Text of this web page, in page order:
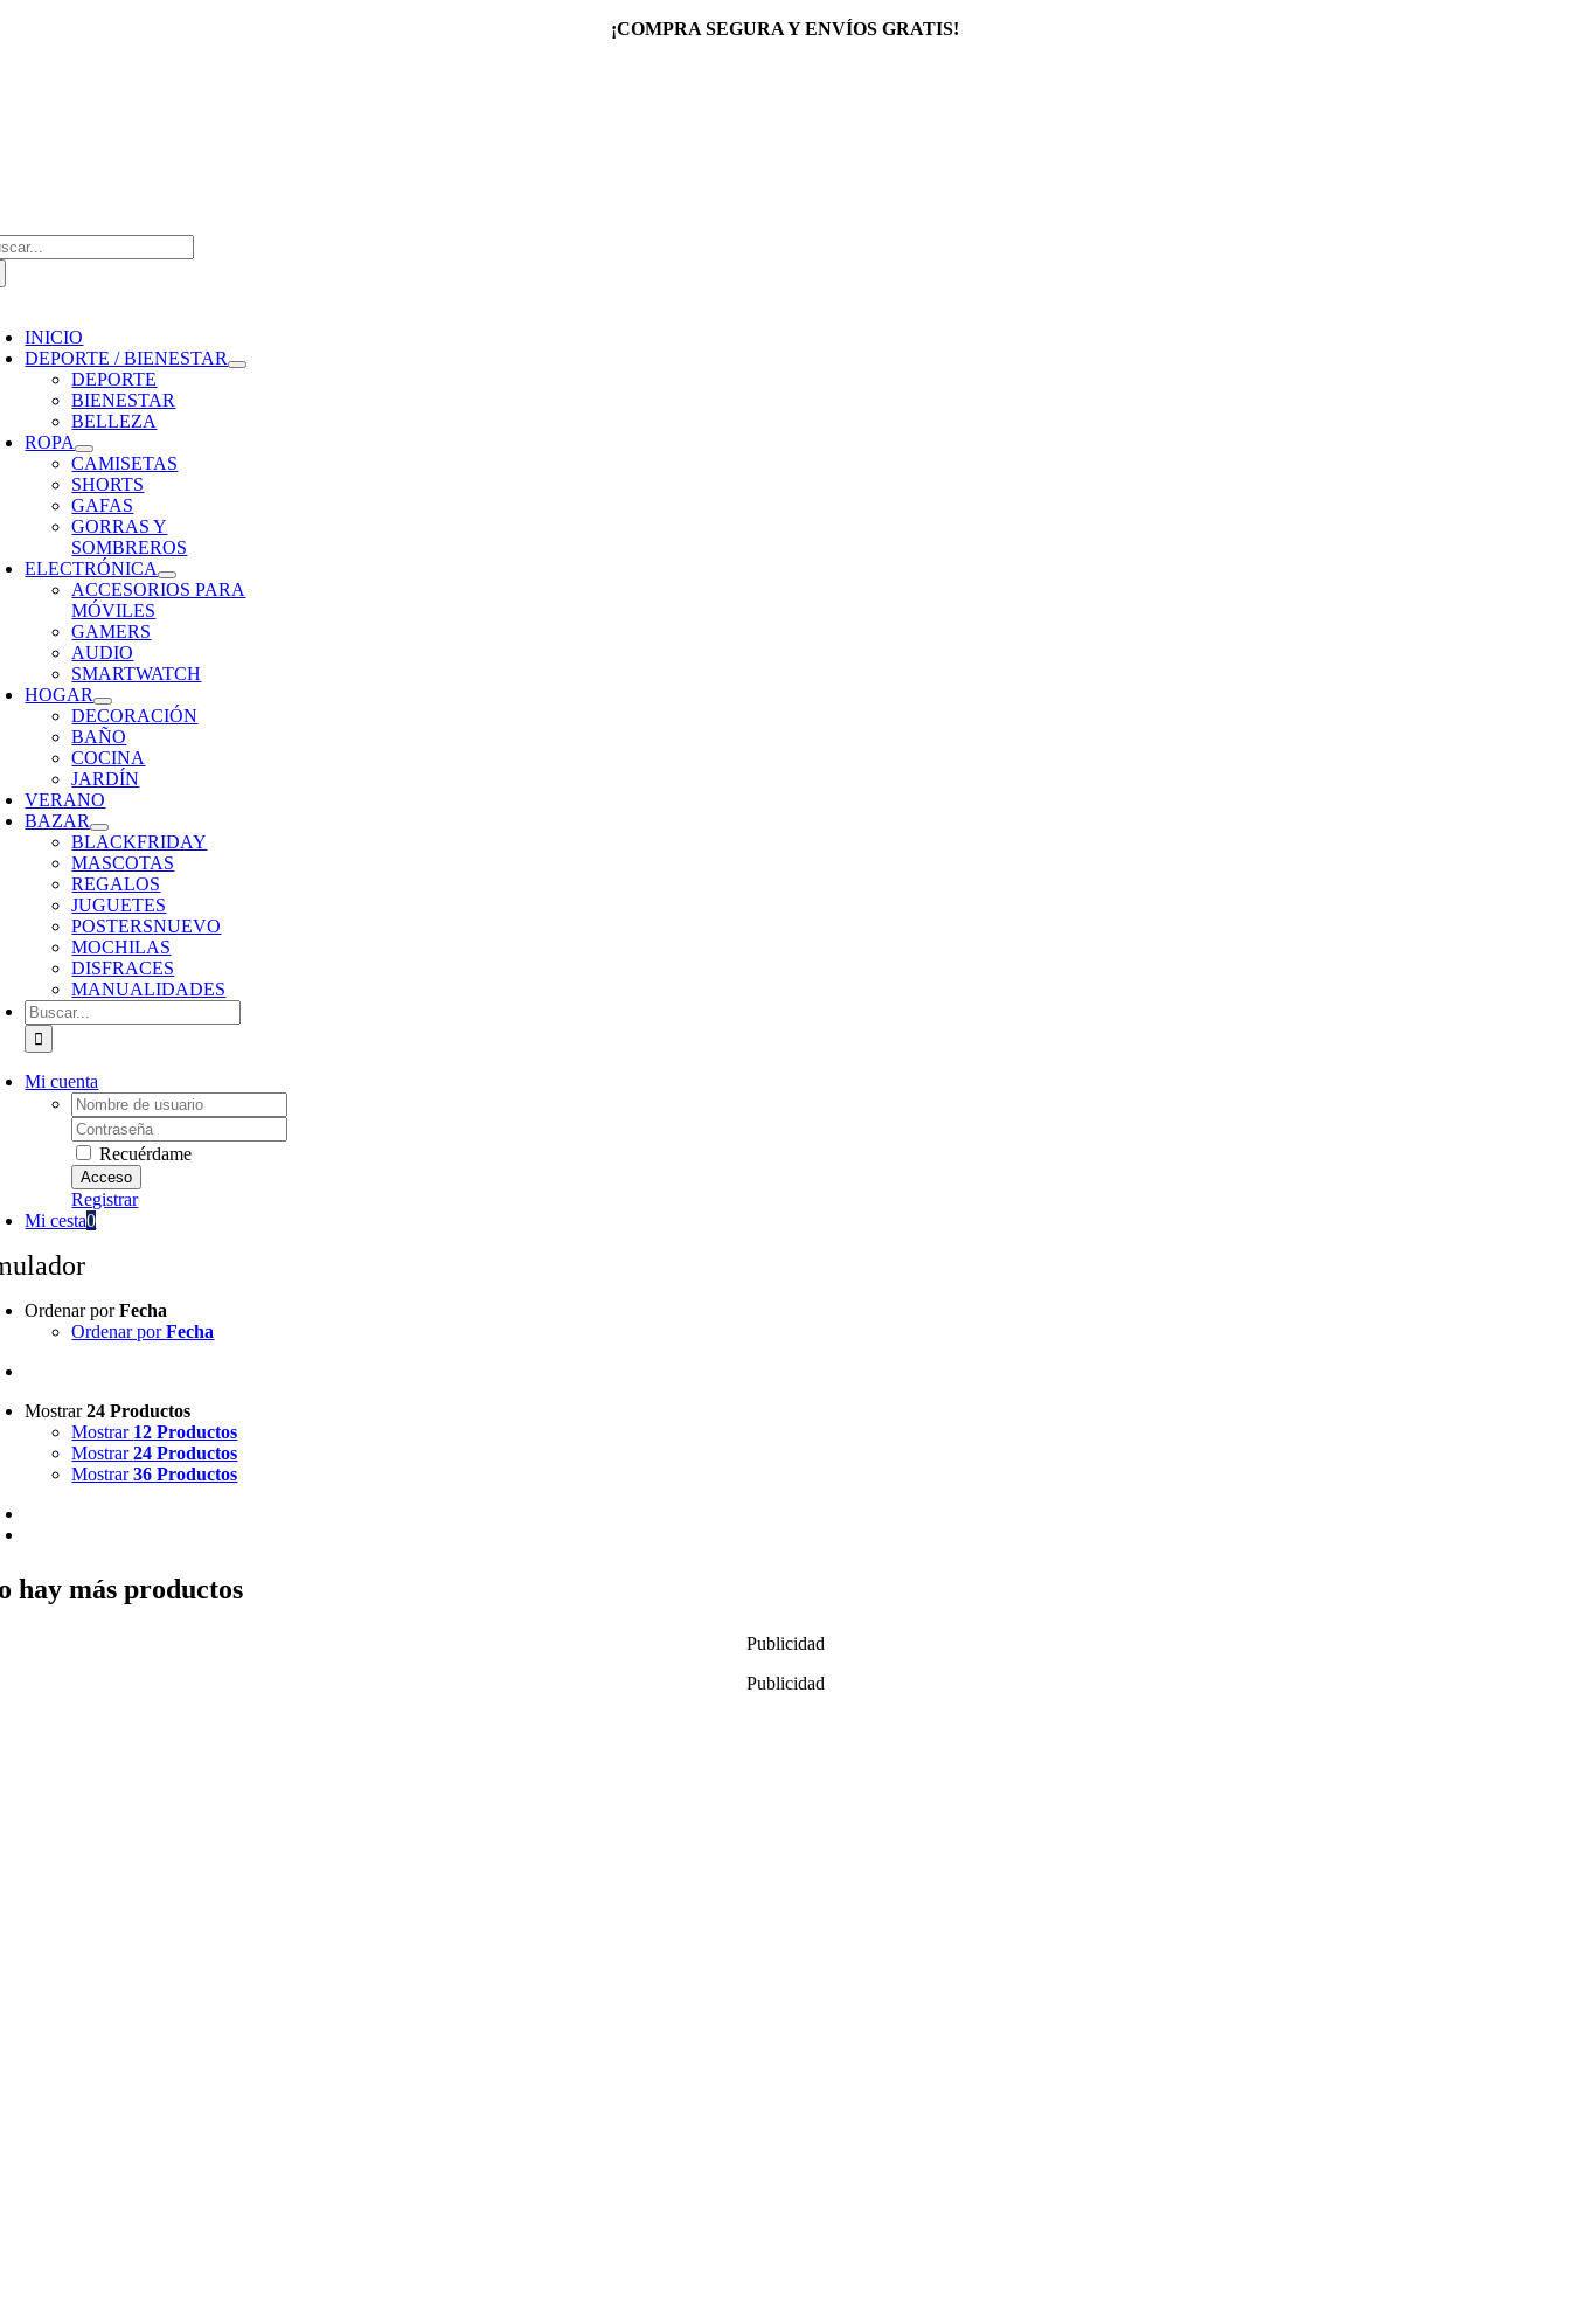
¡COMPRA SEGURA Y ENVÍOS GRATIS!
INICIO
DEPORTE / BIENESTAR
DEPORTE
BIENESTAR
BELLEZA
ROPA
CAMISETAS
SHORTS
GAFAS
GORRAS Y
SOMBREROS
ELECTRÓNICA
ACCESORIOS PARA
MÓVILES
GAMERS
AUDIO
SMARTWATCH
HOGAR
DECORACIÓN
BAÑO
COCINA
JARDÍN
VERANO
BAZAR
BLACKFRIDAY
MASCOTAS
REGALOS
JUGUETES
POSTERSNUEVO
MOCHILAS
DISFRACES
MANUALIDADES
Buscar:
Mi cuenta
Username:
Password:
Recuérdame
Registrar
Mi cesta0
Ordenar porFecha
Ordenar porFecha
Mostrar24 Productos
Mostrar 12 Productos
Mostrar24 Productos
Mostrar36 Productos
hay más productos
Publicidad
Publicidad